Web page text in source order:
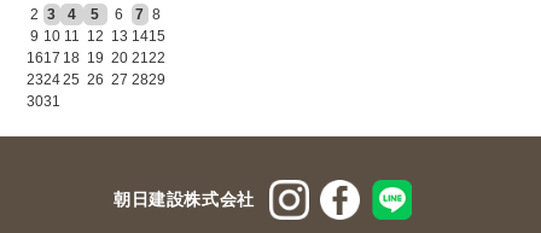
2 3 4 5 6 7 8
9 10 11 12 13 1415
1617 18 19 20 2122
232425 26 27 2829
3031
朝日建設株式会社